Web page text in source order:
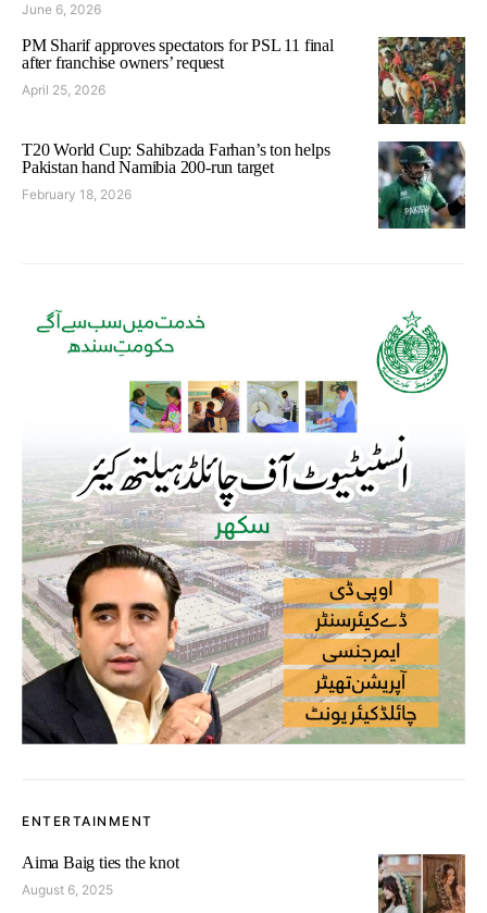
June 6, 2026
PM Sharif approves spectators for PSL 11 final
after franchise owners’ request
April 25, 2026
T20 World Cup: Sahibzada Farhan’s ton helps
Pakistan hand Namibia 200-run target
February 18, 2026
ENTERTAINMENT
Aima Baig ties the knot
August 6, 2025